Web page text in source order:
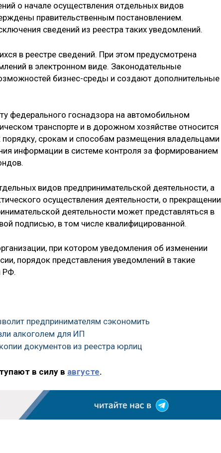
о начале осуществления отдельных видов
правительственным постановлением.
сведений из реестра таких уведомлений.
в реестре сведений. При этом предусмотрена
в электронном виде. Законодательные
бизнес-среды и создают дополнительные
федерального госнадзора на автомобильном
транспорте и в дорожном хозяйстве относится
срокам и способам размещения владельцами
информации в системе контроля за формированием
видов предпринимательской деятельности, а
осуществления деятельности, о прекращении
деятельности может представляться в
подписью, в том числе квалифицированной.
при котором уведомления об изменении
порядок представления уведомлений в такие
РФ.
предпринимателям сэкономить
алкоголем для ИП
документов из реестра юрлиц
в силу в августе.